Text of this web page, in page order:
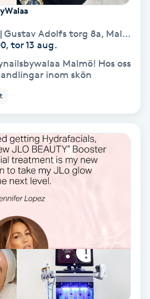
Gustav Adolfs torg 8a, Malmö
tor 13 aug.
Malmö! Hos oss
inom skön